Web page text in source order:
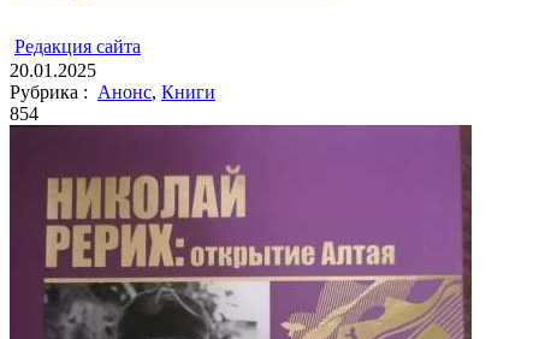
Редакция cайта
20.01.2025
Рубрика : Анонс, Книги
854